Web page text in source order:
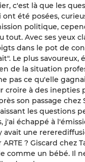
c'est là que les
été posées,
politique,
tout. Avec ses yeux
dans le pot de
Le plus savoureux,
de la situation
pas ce qu'elle
croire à des inepties
son passage chez
les questions
j'ai échappé à
avait une
? Giscard chez
comme un bébé. Il